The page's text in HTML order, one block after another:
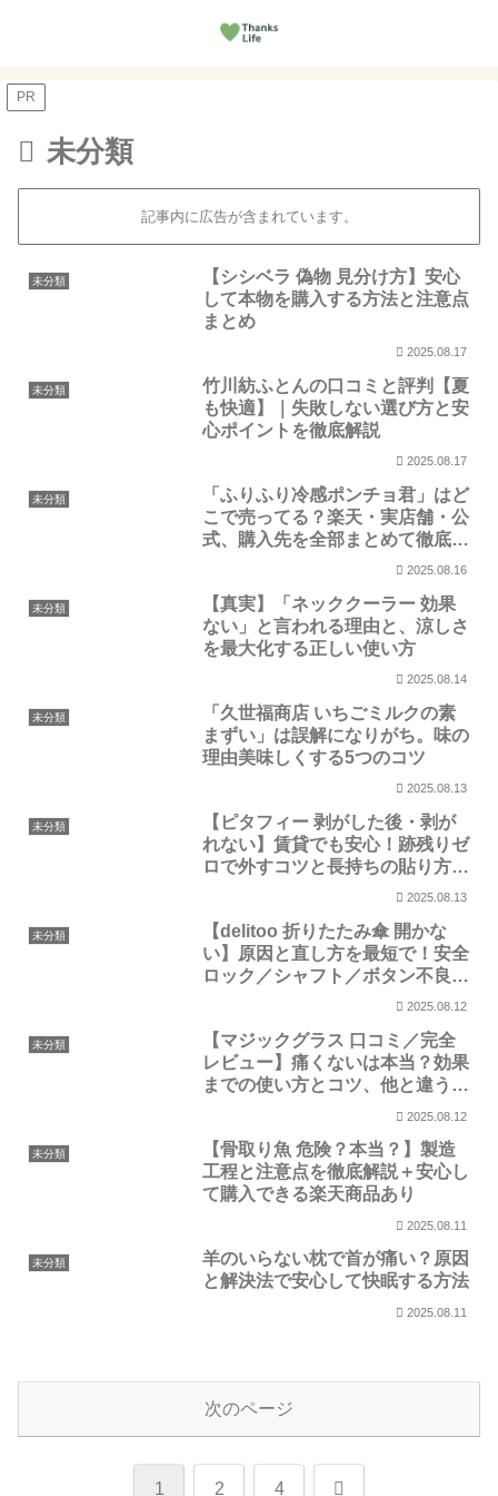
PR
未分類
記事内に広告が含まれています。
未分類
【シシベラ 偽物 見分け方】安心
して本物を購入する方法と注意点
まとめ
2025.08.17
未分類
竹川紡ふとんの口コミと評判【夏
も快適】｜失敗しない選び方と安
心ポイントを徹底解説
2025.08.17
未分類
「ふりふり冷感ポンチョ君」はど
こで売ってる？楽天・実店舗・公
式、購入先を全部まとめて徹底解
2025.08.16
未分類
【真実】「ネッククーラー 効果
ない」と言われる理由と、涼しさ
を最大化する正しい使い方
2025.08.14
未分類
「久世福商店 いちごミルクの素
まずい」は誤解になりがち。味の
理由美味しくする5つのコツ
2025.08.13
未分類
【ピタフィー 剥がした後・剥が
れない】賃貸でも安心！跡残りゼ
ロで外すコツと長持ちの貼り方、
2025.08.13
未分類
【delitoo 折りたたみ傘 開かな
い】原因と直し方を最短で！安全
ロック／シャフト／ボタン不良の
2025.08.12
未分類
【マジックグラス 口コミ／完全
レビュー】痛くないは本当？効果
までの使い方とコツ、他と違う秘
2025.08.12
未分類
【骨取り魚 危険？本当？】製造
工程と注意点を徹底解説＋安心し
て購入できる楽天商品あり
2025.08.11
未分類
羊のいらない枕で首が痛い？原因
と解決法で安心して快眠する方法
2025.08.11
次のページ
1 2 4 次